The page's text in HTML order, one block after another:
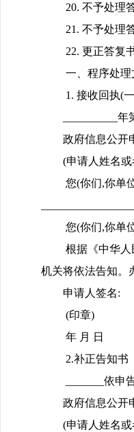
20. 不予处理
21. 不予处理
22. 更正答复
一、程序处理
1. 接收回执(
__________
政府信息公开
(申请人姓名
您(你们,你单
您(你们,你单
根据《中华人
机关将依法告知。
申请人签名:
(印章)
年 月 日
2.补正告知书
_______依申
政府信息公开
(申请人姓名